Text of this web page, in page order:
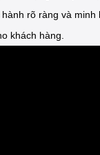
rõ ràng và minh
khách hàng.